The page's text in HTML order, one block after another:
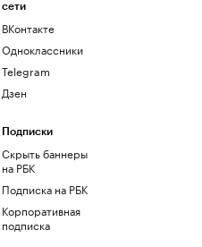
сети
ВКонтакте
Одноклассники
Telegram
Дзен
Подписки
Скрыть баннеры
на РБК
Подписка на РБК
Корпоративная
подписка